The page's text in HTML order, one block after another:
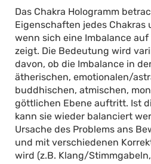
Das Chakra Hologramm
Eigenschaften jedes Chakras
wenn sich eine Imbalance
zeigt. Die Bedeutung wird
davon, ob die Imbalance in
ätherischen, emotionalen/
buddhischen, atmischen,
göttlichen Ebene auftritt. Ist
kann sie wieder balanciert
Ursache des Problems ans
und mit verschiedenen
wird (z.B. Klang/